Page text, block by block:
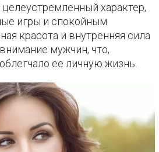
характер,
игры и спокойным
красота и внутренняя сила
мужчин, что,
ее личную жизнь.